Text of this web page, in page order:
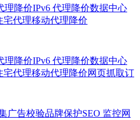
理降价IPv6 代理降价数据中心
宅代理移动代理降价
理降价IPv6 代理降价数据中心
宅代理移动代理降价网页抓取订
广告校验品牌保护SEO 监控网